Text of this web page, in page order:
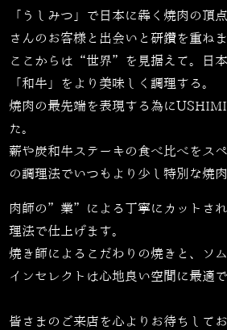
「うしみつ」で日本に犇く焼肉の頂
さんのお客様と出会いと研鑽を重ねま
ここからは“世界”を見据えて。日本
「和牛」をより美味しく調理する。
焼肉の最先端を表現する為に
た。
薪や炭和牛ステーキの食べ比べをス
の調理法でいつもより少し特別な焼
肉師の”業”による丁寧にカットさ
理法で仕上げます。
焼き師によるこだわりの焼きと、ソ
インセレクトは心地良い空間に最適で
皆さまのご来店を心よりお待ちしてお